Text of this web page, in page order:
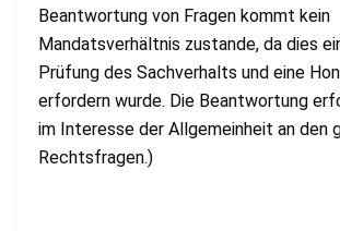
Beantwortung von Fragen kommt kein
Mandatsverhältnis zustande, da dies
Prüfung des Sachverhalts und eine
erfordern wurde. Die Beantwortung
im Interesse der Allgemeinheit an den
Rechtsfragen.)